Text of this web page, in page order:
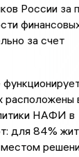
России за
за счет
расположены
НАФИ в
для 84%